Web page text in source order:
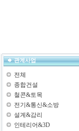
관계사업
전체
종합건설
철콘&토목
전기&통신&소방
설계&감리
인테리어&3D